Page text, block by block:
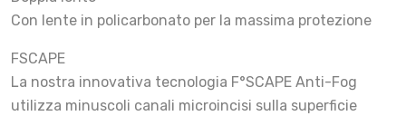
Con lente in policarbonato per la massima protezione
FSCAPE
La nostra innovativa tecnologia F°SCAPE Anti-Fog
utilizza minuscoli canali microincisi sulla superficie